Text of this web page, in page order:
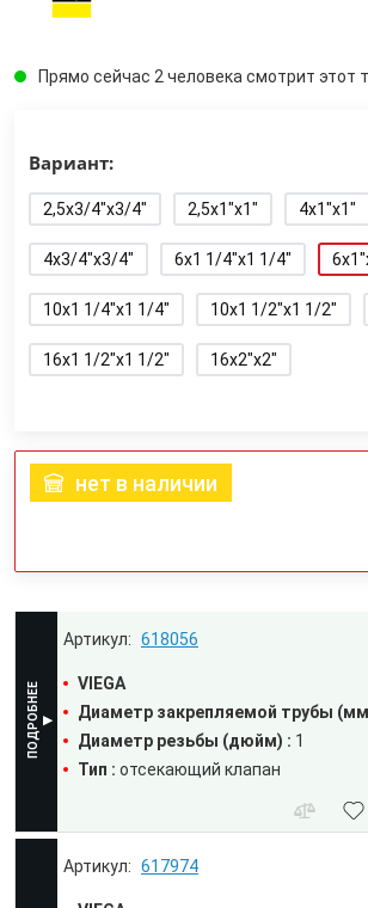
Прямо сейчас 2 человека смотрит этот
Вариант:
2,5x3/4"x3/4" 2,5x1"x1" 4x1"x1"
4x3/4"x3/4" 6x1 1/4"x1 1/4"
10x1 1/4"x1 1/4" 10x1 1/2"x1 1/2"
16x1 1/2"x1 1/2" 16x2"x2"
нет в наличии
617974
618056
VIEGA
Диаметр закрепляемой трубы
Диаметр резьбы (дюйм) : 1
Тип : отсекающий клапан